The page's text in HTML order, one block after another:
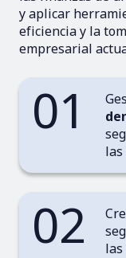
y aplicar
eficiencia y la
empresarial
01
las
02
las